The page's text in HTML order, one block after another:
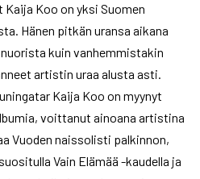
Koo on yksi Suomen
Hänen pitkän uransa aikana
kuin vanhemmistakin
artistin uraa alusta asti.
Kaija Koo on myynyt
voittanut ainoana artistina
Vuoden naissolisti palkinnon,
Vain Elämää -kaudella ja